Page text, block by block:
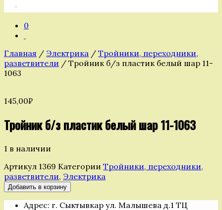
0
Главная / Электрика / Тройники, переходники,
разветвители / Тройник б/з пластик белый шар 11-
1063
145,00₽
Тройник б/з пластик белый шар 11-1063
1 в наличии
Артикул 1369 Категории Тройники, переходники,
разветвители, Электрика
Количество
товара
Тройник
Добавить в корзину
Адрес: г. Сыктывкар ул. Малышева д.1 ТЦ